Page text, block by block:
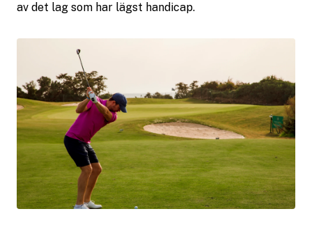
av det lag som har lägst handicap.